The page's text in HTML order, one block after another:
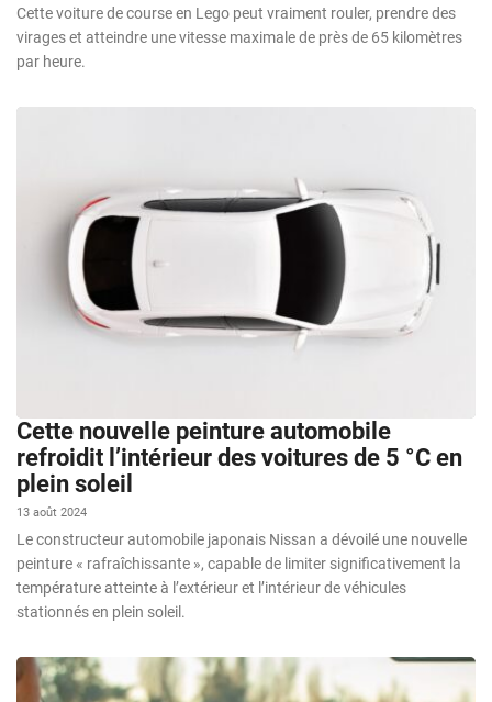
Cette voiture de course en Lego peut vraiment rouler, prendre des
virages et atteindre une vitesse maximale de près de 65 kilomètres
par heure.
Cette nouvelle peinture automobile
refroidit l’intérieur des voitures de 5 °C en
plein soleil
13 août 2024
Le constructeur automobile japonais Nissan a dévoilé une nouvelle
peinture « rafraîchissante », capable de limiter significativement la
température atteinte à l’extérieur et l’intérieur de véhicules
stationnés en plein soleil.